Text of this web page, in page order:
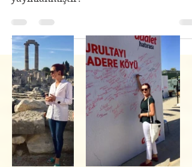
Paradigmalar Düşünce Platformunda
yayınlanmıştır.